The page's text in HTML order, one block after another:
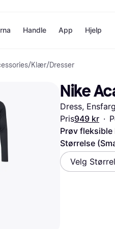
Betal nå
Betal i 3
Betal innen
Finansiering
Vipps
Handle App Hjelp
/Klær/Dresser
Nike
Dress,
Pris949 kr ·
Prøv
Størrelse
Velg